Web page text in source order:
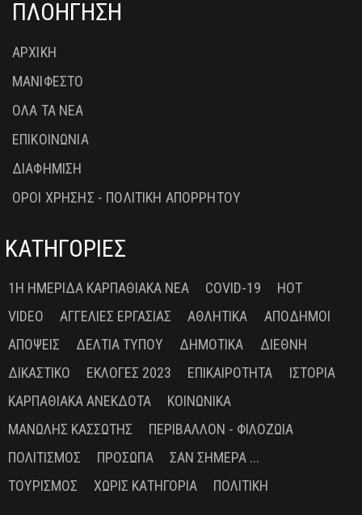
ΠΛΟΗΓΗΣΗ
ΑΡΧΙΚΗ
ΜΑΝΙΦΕΣΤΟ
ΟΛΑ ΤΑ ΝΕΑ
ΕΠΙΚΟΙΝΩΝΙΑ
ΔΙΑΦΗΜΙΣΗ
ΟΡΟΙ ΧΡΗΣΗΣ - ΠΟΛΙΤΙΚΗ ΑΠΟΡΡΗΤΟΥ
ΚΑΤΗΓΟΡΙΕΣ
1Η ΗΜΕΡΊΔΑ ΚΑΡΠΑΘΙΑΚΆ ΝΈΑ COVID-19
HOT
VIDEO
ΑΓΓΕΛΊΕΣ ΕΡΓΑΣΊΑΣ ΑΘΛΗΤΙΚΆ
ΑΠΌΔΗΜΟΙ
ΑΠΌΨΕΙΣ
ΔΕΛΤΊΑ ΤΎΠΟΥ ΔΗΜΟΤΙΚΆ
ΔΙΕΘΝΉ
ΔΙΚΑΣΤΙΚΌ
ΕΚΛΟΓΈΣ 2023 ΕΠΙΚΑΙΡΌΤΗΤΑ
ΙΣΤΟΡΊΑ
ΚΑΡΠΑΘΙΑΚΆ ΑΝΈΚΔΟΤΑ
ΚΟΙΝΩΝΙΚΆ
ΜΑΝΏΛΗΣ ΚΑΣΣΏΤΗΣ
ΠΕΡΙΒΆΛΛΟΝ - ΦΙΛΟΖΩΊΑ
ΠΟΛΙΤΙΣΜΌΣ
ΠΡΌΣΩΠΑ
ΣΑΝ ΣΉΜΕΡΑ ...
ΤΟΥΡΙΣΜΌΣ
ΧΩΡΊΣ ΚΑΤΗΓΟΡΊΑ ΠΟΛΙΤΙΚΉ